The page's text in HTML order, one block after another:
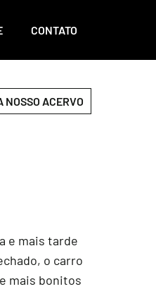
CONTATO
NOSSO ACERVO
e mais tarde
o carro
mais bonitos